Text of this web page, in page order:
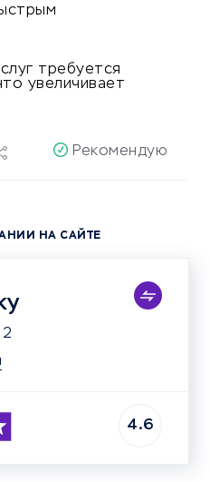
требуется
увеличивает
Рекомендую
НА САЙТЕ
2
4.6